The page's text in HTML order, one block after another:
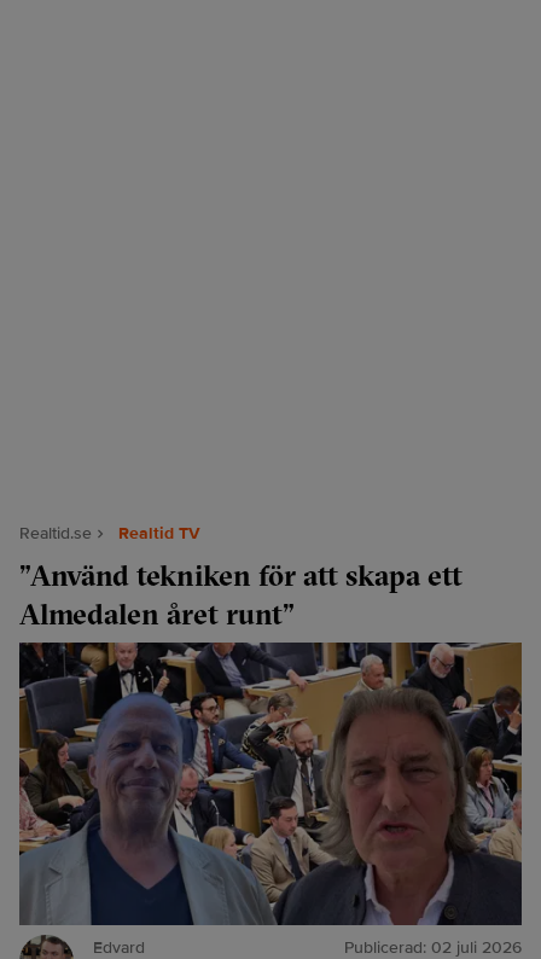
Realtid.se Realtid TV
”Använd tekniken för att skapa ett
Almedalen året runt”
Edvard
Publicerad: 02 juli 2026